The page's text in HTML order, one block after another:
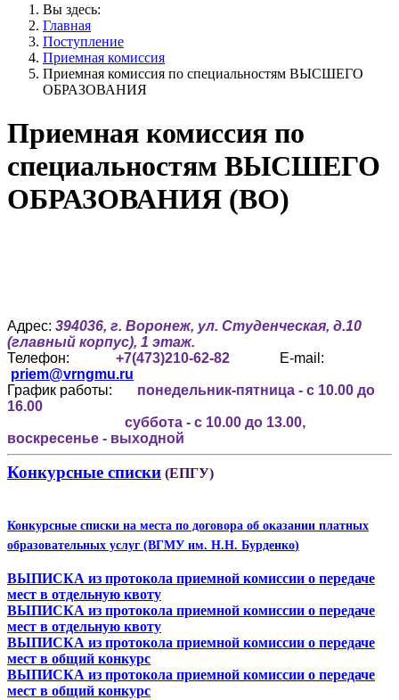
Вы здесь:
Главная
Поступление
Приемная комиссия
Приемная комиссия по специальностям ВЫСШЕГО
ОБРАЗОВАНИЯ
Приемная комиссия по
специальностям ВЫСШЕГО
ОБРАЗОВАНИЯ (ВО)
Адрес: 394036, г. Воронеж, ул. Студенческая, д.10
(главный корпус), 1 этаж.
Телефон:
+7(473)210-62-82
E-mail:
priem@vrngmu.ru
График работы: понедельник-пятница - с 10.00 до
16.00
суббота - с 10.00 до 13.00,
воскресенье - выходной
Конкурсные списки (ЕПГУ)
Конкурсные списки на места по договора об оказании платных
образовательных услуг (ВГМУ им. Н.Н. Бурденко)
ВЫПИСКА из протокола приемной комиссии о передаче
мест в отдельную квоту
ВЫПИСКА из протокола приемной комиссии о передаче
мест в отдельную квоту
ВЫПИСКА из протокола приемной комиссии о передаче
мест в общий конкурс
ВЫПИСКА из протокола приемной комиссии о передаче
мест в общий конкурс